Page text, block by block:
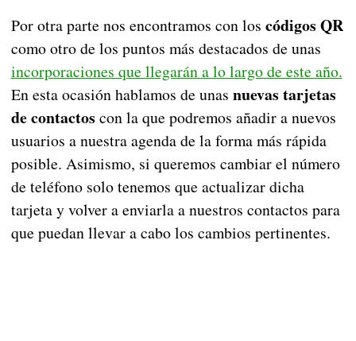
Por otra parte nos encontramos con los códigos QR
como otro de los puntos más destacados de unas
incorporaciones que llegarán a lo largo de este año.
En esta ocasión hablamos de unas nuevas tarjetas
de contactos con la que podremos añadir a nuevos
usuarios a nuestra agenda de la forma más rápida
posible. Asimismo, si queremos cambiar el número
de teléfono solo tenemos que actualizar dicha
tarjeta y volver a enviarla a nuestros contactos para
que puedan llevar a cabo los cambios pertinentes.